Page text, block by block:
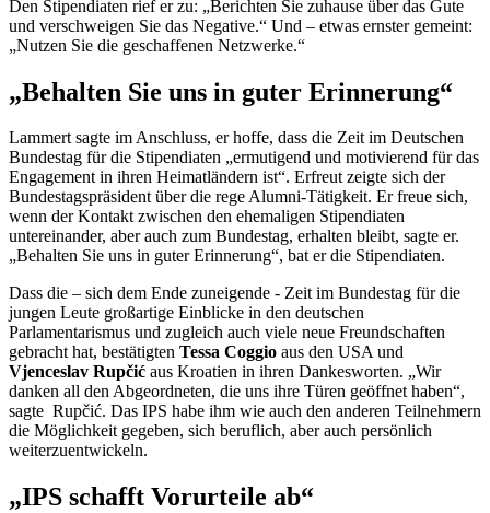
Den Stipendiaten rief er zu: „Berichten Sie zuhause über das Gute
und verschweigen Sie das Negative.“ Und – etwas ernster gemeint:
„Nutzen Sie die geschaffenen Netzwerke.“
„Behalten Sie uns in guter Erinnerung“
Lammert sagte im Anschluss, er hoffe, dass die Zeit im Deutschen
Bundestag für die Stipendiaten „ermutigend und motivierend für das
Engagementin ihren Heimatländern ist“. Erfreut zeigte sich der
Bundestagspräsident über die rege Alumni-Tätigkeit. Er freue sich,
wenn der Kontakt zwischen den ehemaligen Stipendiaten
untereinander, aber auch zum Bundestag, erhalten bleibt, sagte er.
„Behalten Sie uns in guter Erinnerung“, bat er die Stipendiaten.
Dass die – sich dem Ende zuneigende - Zeit im Bundestag für die
jungen Leute großartige Einblicke in den deutschen
Parlamentarismus und zugleich auch viele neue Freundschaften
gebracht hat, bestätigten Tessa Coggio aus den USA und
Vjenceslav Rupčić aus Kroatien in ihren Dankesworten. „Wir
danken all den Abgeordneten, die uns ihre Türen geöffnet haben“,
sagte Rupčić. Das IPS habe ihm wie auch den anderen Teilnehmern
die Möglichkeit gegeben, sich beruflich, aber auch persönlich
weiterzuentwickeln.
„IPS schafft Vorurteile ab“